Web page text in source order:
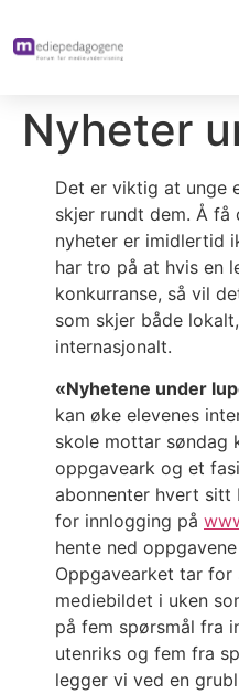
Nyheter
Det er viktig at unge
skjer rundt dem. Å
nyheter er imidlertid
har tro på at hvis en
konkurranse, så vil
som skjer både
internasjonalt.
«Nyhetene under
kan øke elevenes
skole mottar søndag
oppgaveark og et
abonnenter hvert sitt
for innlogging på
hente ned
Oppgavearket tar for
mediebildet i uken
på fem spørsmål fra
utenriks og fem fra
legger vi ved en